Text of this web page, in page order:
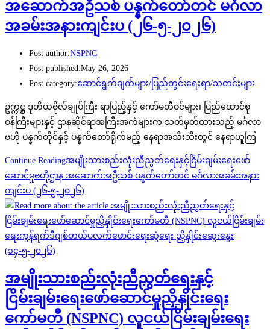
အဆောက်အဦသစ် ပန္နက်တော်တင် မင်္ဂလာ
အခမ်းအနားကျင်းပ (၂၆-၅-၂၀၂၆‌)
Post author:NSPNC
Post published:May 26, 2026
Post category:ဆောင်ရွက်ချက်များ/ ပြည်တွင်းရေးရာ/သတင်းများ
ဥက္ကဋ္ဌ ဒုတိယဗိုလ်ချုပ်ကြီး ရာပြည့်နှင့် ကော်မတီဝင်များ၊ ပြည်ထောင်စု
ဝန်ကြီးများနှင့် ဌာနဆိုင်ရာအကြီးအကဲများက သတ်မှတ်ထားသည့် မင်္ဂလာ
ဗဟို ပန္နက်တိုင်နှင့် ပန္နက်တော်ရိုက်မည့် နေရာအသီးသီးတွင် နေရာယူကြ
Continue Readingအမျိုးသားစည်းလုံးညီညွတ်ရေးနှင့်ငြိမ်းချမ်းရေးဖော်
ဆောင်မှုဗဟိုဌာန အဆောက်အဦသစ် ပန္နက်တော်တင် မင်္ဂလာအခမ်းအနား
ကျင်းပ (၂၆-၅-၂၀၂၆‌)
အမျိုးသားစည်းလုံးညီညွတ်ရေးနှင့်
ငြိမ်းချမ်းရေးဖော်ဆောင်မှုညှိနှိုင်းရေး
ကော်မတီ (NSPNC) လူငယ်ငြိမ်းချမ်းရေး